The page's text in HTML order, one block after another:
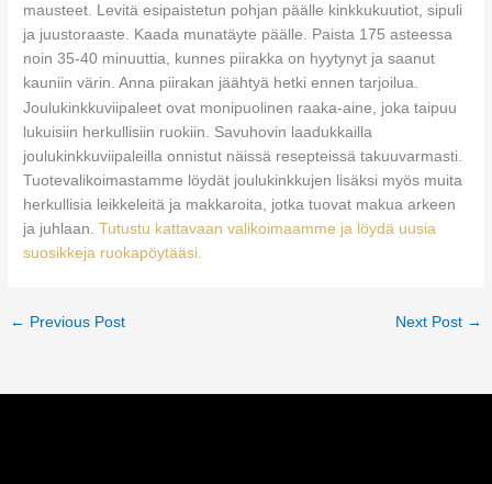
mausteet. Levitä esipaistetun pohjan päälle kinkkukuutiot, sipuli
ja juustoraaste. Kaada munatäyte päälle. Paista 175 asteessa
noin 35-40 minuuttia, kunnes piirakka on hyytynyt ja saanut
kauniin värin. Anna piirakan jäähtyä hetki ennen tarjoilua.
Joulukinkkuviipaleet ovat monipuolinen raaka-aine, joka taipuu
lukuisiin herkullisiin ruokiin. Savuhovin laadukkailla
joulukinkkuviipaleilla onnistut näissä resepteissä takuuvarmasti.
Tuotevalikoimastamme löydät joulukinkkujen lisäksi myös muita
herkullisia leikkeleitä ja makkaroita, jotka tuovat makua arkeen
ja juhlaan.Tutustu kattavaan valikoimaamme ja löydä uusia
suosikkeja ruokapöytääsi.
← Previous Post Next Post →